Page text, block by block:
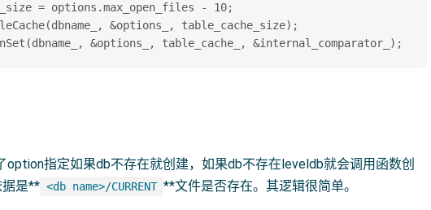
= options.max_open_files - 10;
&options_, table_cache_size);
option指定如果db不存在就创建，如果db不存在leveldb就会调用函数创
据是** <db name>/CURRENT **文件是否存在。其逻辑很简单。